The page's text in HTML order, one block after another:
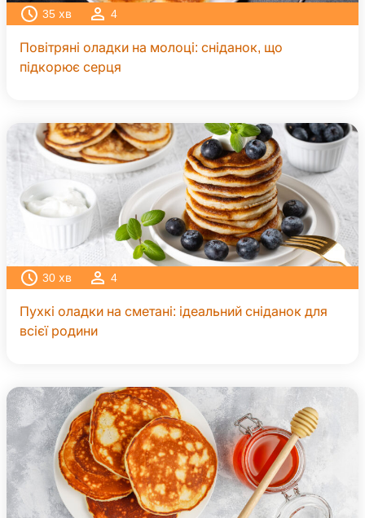
35 хв 4
Повітряні оладки на молоці: сніданок, що
підкорює серця
30 хв 4
Пухкі оладки на сметані: ідеальний сніданок для
всієї родини